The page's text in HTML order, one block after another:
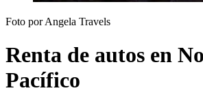
Foto por Angela Travels
Renta de autos en
Pacífico